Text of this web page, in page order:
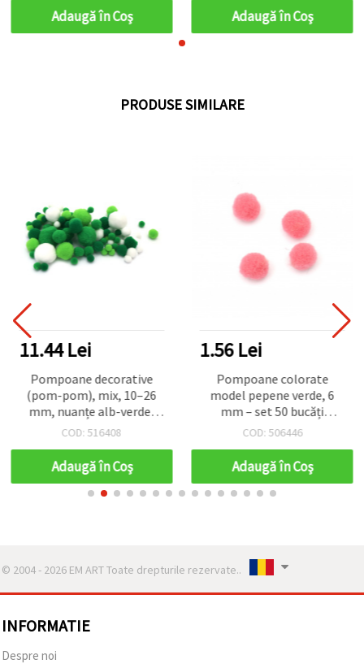
decorațiuni și proiecte DIY
Adaugă în Coş
decorațiuni și proiecte DIY
Adaugă în Coş
PRODUSE SIMILARE
11.44 Lei
Pompoane decorative
(pom-pom), mix, 10–26
mm, nuanțe alb-verde,
aprox. 90 buc / 15 g
COD: 516408
Adaugă în Coş
1.56 Lei
Pompoane colorate
model pepene verde, 6
mm – set 50 bucăți
asortate, calitate
accesorii handmade și
proiecte creative
COD: 506446
Adaugă în Coş
© 2004 - 2026 EM ART Toate drepturile rezervate..
INFORMATIE
Despre noi